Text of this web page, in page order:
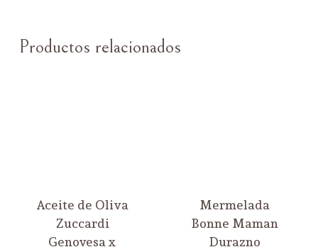
Productos relacionados
Aceite de Oliva
Zuccardi
Genovesa x
Mermelada
Bonne Maman
Durazno